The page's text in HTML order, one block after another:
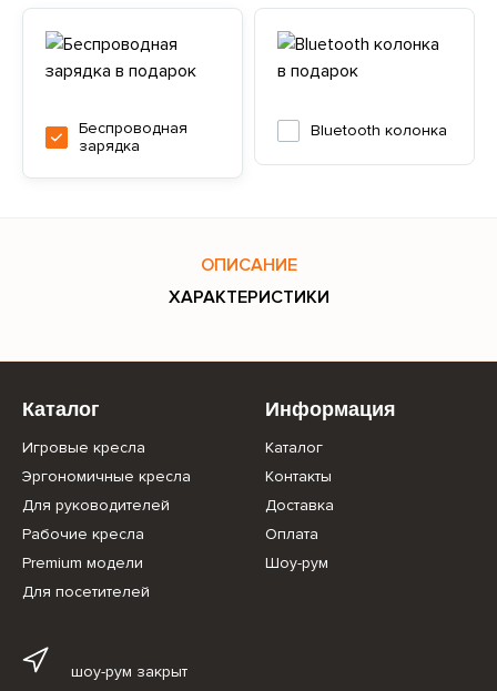
Беспроводная
зарядка
Bluetooth колонка
ОПИСАНИЕ
ХАРАКТЕРИСТИКИ
Каталог
Игровые кресла
Эргономичные кресла
Для руководителей
Рабочие кресла
Premium модели
Для посетителей
Информация
Каталог
Контакты
Доставка
Оплата
Шоу-рум
шоу-рум закрыт